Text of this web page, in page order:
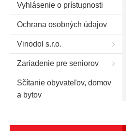
Vyhlásenie o prístupnosti
Ochrana osobných údajov
Vinodol s.r.o.
Zariadenie pre seniorov
Sčítanie obyvateľov, domov
a bytov